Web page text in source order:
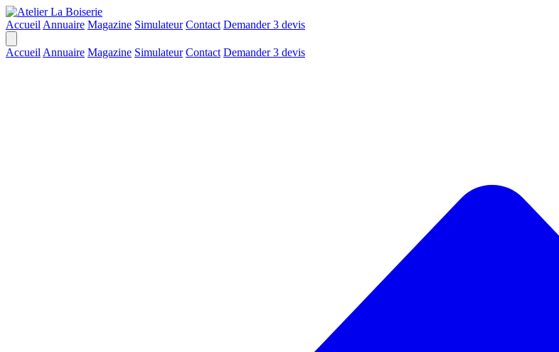
Accueil Annuaire Magazine Simulateur Contact Demander 3 devis
Accueil Annuaire Magazine Simulateur Contact Demander 3 devis